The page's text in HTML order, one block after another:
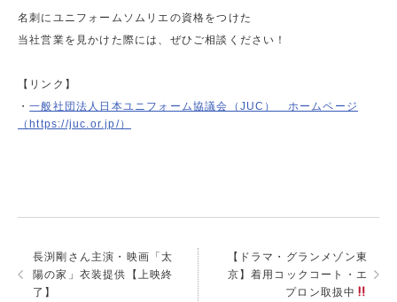
名刺にユニフォームソムリエの資格をつけた
当社営業を見かけた際には、ぜひご相談ください！
【リンク】
・一般社団法人日本ユニフォーム協議会（JUC） ホームページ
（https://juc.or.jp/）
長渕剛さん主演・映画「太
陽の家」衣装提供【上映終
了】
【ドラマ・グランメゾン東
京】着用コックコート・エ
プロン取扱中